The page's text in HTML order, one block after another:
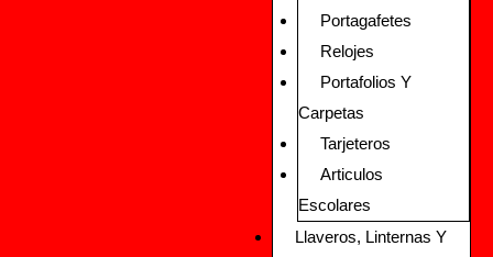
Portagafetes
Relojes
Portafolios Y
Carpetas
Tarjeteros
Articulos
Escolares
Llaveros, Linternas Y